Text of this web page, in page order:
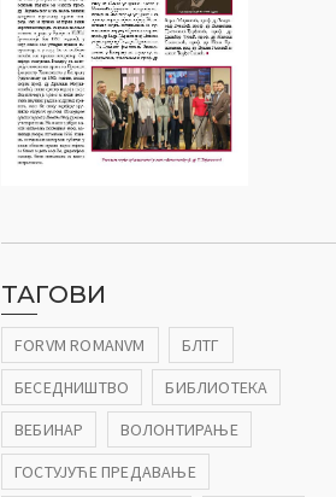
ТАГОВИ
FORVM ROMANVM
БЛТГ
БЕСЕДНИШТВО
БИБЛИОТЕКА
ВЕБИНАР
ВОЛОНТИРАЊЕ
ГОСТУЈУЋЕ ПРЕДАВАЊЕ